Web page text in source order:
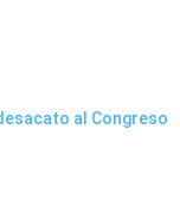
al Congreso